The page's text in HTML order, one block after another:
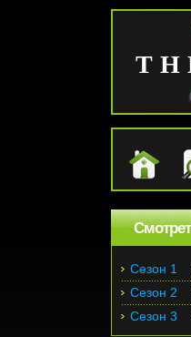
Сезон 1
Сезон 2
Сезон 3